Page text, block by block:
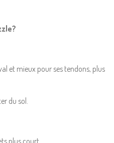
et mieux pour ses tendons, plus
du sol.
plus court.